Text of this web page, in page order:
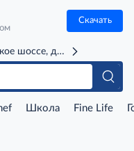
Скачать
шоссе, д. 71Г (м. Речной
Школа Fine Life